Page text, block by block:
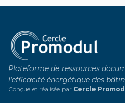
Plateforme de ressources
l'efficacité énergétique des
Conçue et réalisée par Cercle